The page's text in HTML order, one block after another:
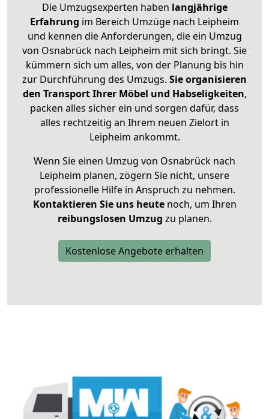
Die Umzugsexperten haben langjährige
Erfahrung im Bereich Umzüge nach Leipheim
und kennen die Anforderungen, die ein Umzug
von Osnabrück nach Leipheim mit sich bringt. Sie
kümmern sich um alles, von der Planung bis hin
zur Durchführung des Umzugs. Sie organisieren
den Transport Ihrer Möbel und Habseligkeiten,
packen alles sicher ein und sorgen dafür, dass
alles rechtzeitig an Ihrem neuen Zielort in
Leipheim ankommt.
Wenn Sie einen Umzug von Osnabrück nach
Leipheim planen, zögern Sie nicht, unsere
professionelle Hilfe in Anspruch zu nehmen.
Kontaktieren Sie uns heutenoch, um Ihren
reibungslosen Umzug zu planen.
Kostenlose Angebote erhalten